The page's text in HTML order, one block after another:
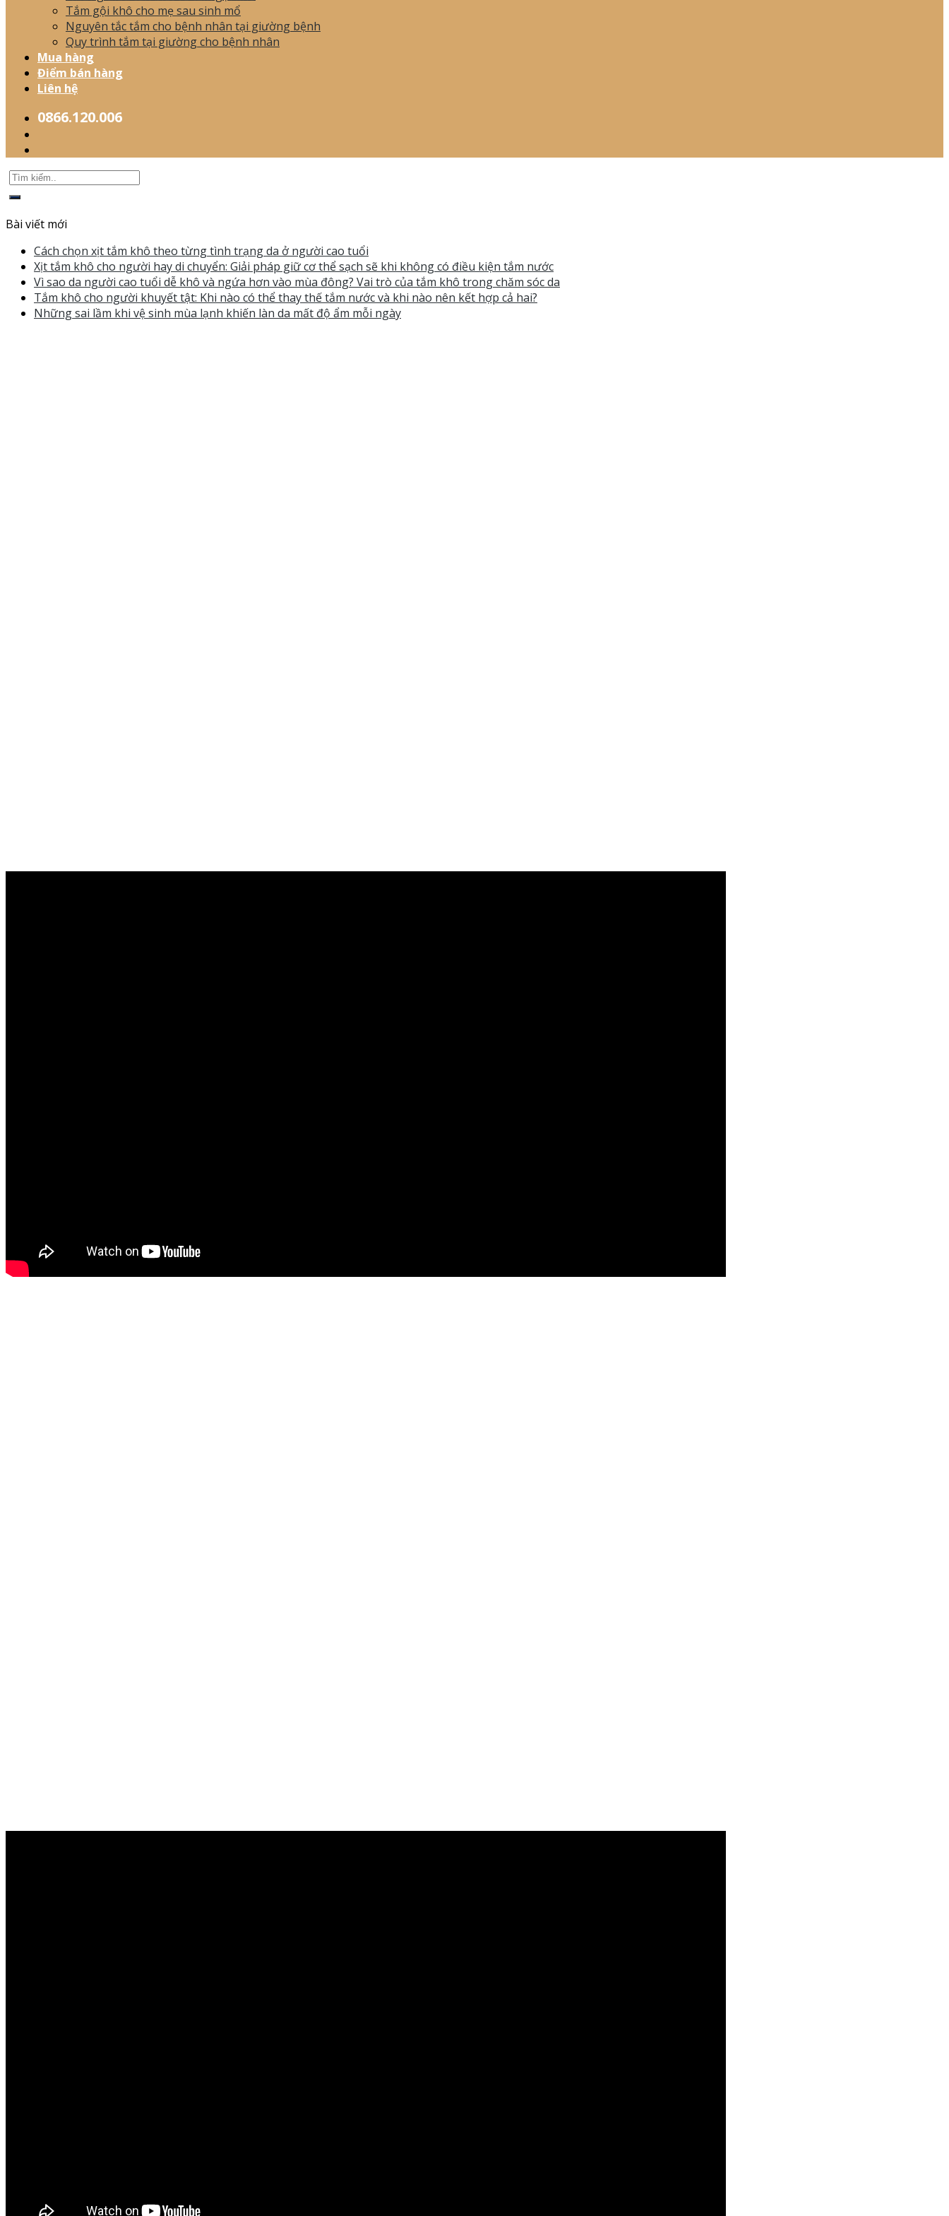
Tắm gội khô cho mẹ sau sinh mổ
Nguyên tắc tắm cho bệnh nhân tại giường bệnh
Quy trình tắm tại giường cho bệnh nhân
Mua hàng
Điểm bán hàng
Liên hệ
0866.120.006
Bài viết mới
Cách chọn xịt tắm khô theo từng tình trạng da ở người cao tuổi
Xịt tắm khô cho người hay di chuyển: Giải pháp giữ cơ thể sạch sẽ khi không có điều kiện tắm nước
Vì sao da người cao tuổi dễ khô và ngứa hơn vào mùa đông? Vai trò của tắm khô trong chăm sóc da
Tắm khô cho người khuyết tật: Khi nào có thể thay thế tắm nước và khi nào nên kết hợp cả hai?
Những sai lầm khi vệ sinh mùa lạnh khiến làn da mất độ ẩm mỗi ngày